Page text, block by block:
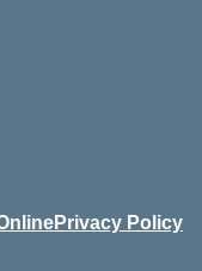
Privacy Policy